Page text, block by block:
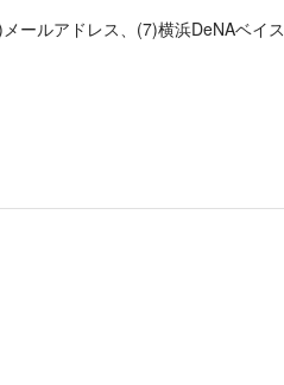
ールアドレス、(7)横浜DeNAベイス